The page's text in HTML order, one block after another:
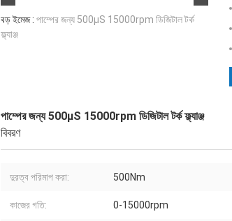
বড় ইমেজ : পাম্পের জন্য 500μS 15000rpm ডিজিটাল টর্ক
ফ্ল্যাঞ্জ
পাম্পের জন্য 500μS 15000rpm ডিজিটাল টর্ক ফ্ল্যাঞ্জ
বিবরণ
দুরত্ব পরিমাপ করা: 500Nm
কাজের গতি: 0-15000rpm